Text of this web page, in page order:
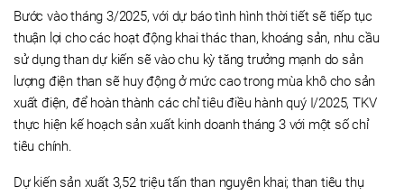
Bước vào tháng 3/2025, với dự báo tình hình thời tiết sẽ tiếp tục
thuận lợi cho các hoạt động khai thác than, khoáng sản, nhu cầu
sử dụng than dự kiến sẽ vào chu kỳ tăng trưởng mạnh do sản
lượng điện than sẽ huy động ở mức cao trong mùa khô cho sản
xuất điện, để hoàn thành các chỉ tiêu điều hành quý I/2025, TKV
thực hiện kế hoạch sản xuất kinh doanh tháng 3 với một số chỉ
tiêu chính.
Dự kiến sản xuất 3,52 triệu tấn than nguyên khai; than tiêu thụ